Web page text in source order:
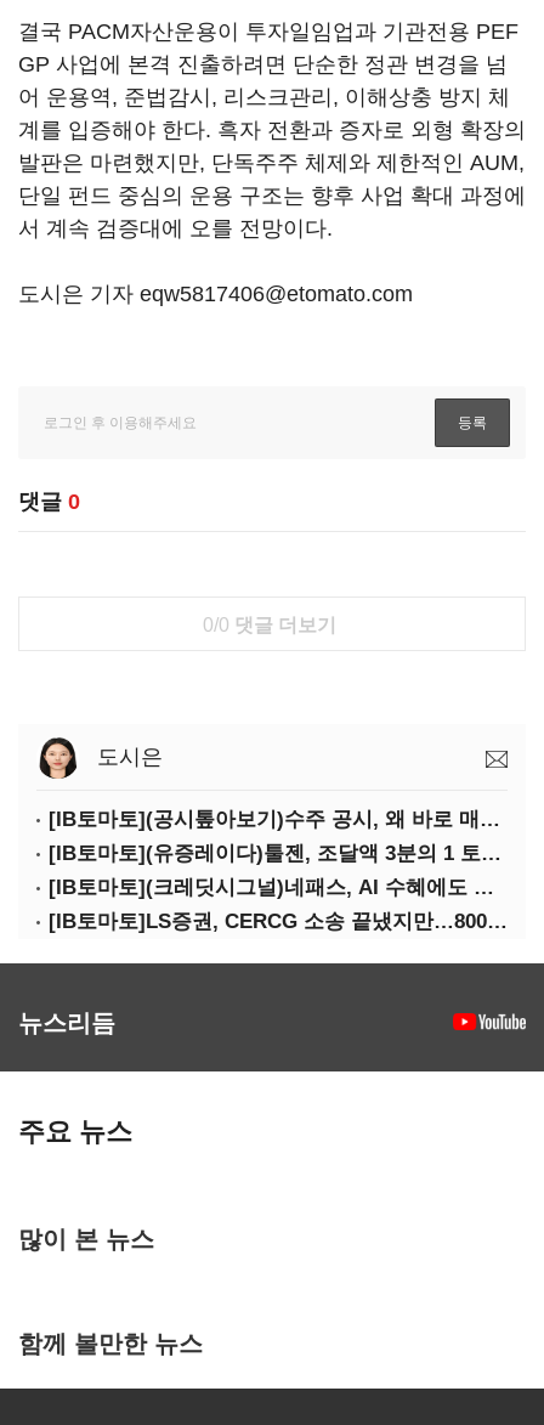
결국 PACM자산운용이 투자일임업과 기관전용 PEF
GP 사업에 본격 진출하려면 단순한 정관 변경을 넘
어 운용역, 준법감시, 리스크관리, 이해상충 방지 체
계를 입증해야 한다. 흑자 전환과 증자로 외형 확장의
발판은 마련했지만, 단독주주 체제와 제한적인 AUM,
단일 펀드 중심의 운용 구조는 향후 사업 확대 과정에
서 계속 검증대에 오를 전망이다.
도시은 기자 eqw5817406@etomato.com
댓글 0
0/0 댓글 더보기
도시은
[IB토마토](공시톺아보기)수주 공시, 왜 바로 매출로 잡히지 않을까
[IB토마토](유증레이다)툴젠, 조달액 3분의 1 토막…특허소송 비용부터 챙긴다
[IB토마토](크레딧시그널)네패스, AI 수혜에도 레버리지 부담 여전
[IB토마토]LS증권, CERCG 소송 끝냈지만…800억 PF 소송은 미충당
뉴스리듬
주요 뉴스
많이 본 뉴스
함께 볼만한 뉴스